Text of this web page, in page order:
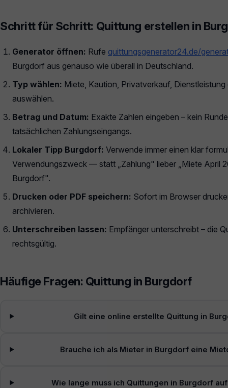
Schritt für Schritt: Quittung erstellen in
Generator öffnen: Rufe quittungsgenerator24.de/
Burgdorf aus genauso wie überall in Deutschland.
Typ wählen: Miete, Kaution, Privatverkauf,
auswählen.
Betrag und Datum: Exakte Zahlen eingeben – kein
tatsächlichen Zahlungseingangs.
Lokaler Tipp Burgdorf: Verwende immer einen klar
Verwendungszweck — statt „Zahlung" lieber „Miete April
Burgdorf".
Drucken oder PDF speichern: Sofort im Browser
archivieren.
Unterschreiben lassen: Empfänger unterschreibt – die
rechtsgültig.
Häufige Fragen: Quittung in Burgdorf
Gilt eine online erstellte Quittung in
Brauche ich als Mieter in Burgdorf eine
Wie lange muss ich Quittungen in Burgdorf